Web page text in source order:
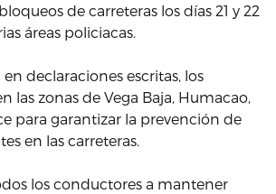
de carreteras los días 21 y 22
áreas policiacas.
declaraciones escritas, los
las zonas de Vega Baja, Humacao,
para garantizar la prevención de
en las carreteras.
los conductores a mantener